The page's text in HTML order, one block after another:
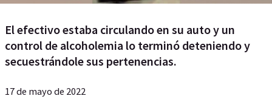
El efectivo estaba circulando en su auto y un
control de alcoholemia lo terminó deteniendo y
secuestrándole sus pertenencias.
17 de mayo de 2022